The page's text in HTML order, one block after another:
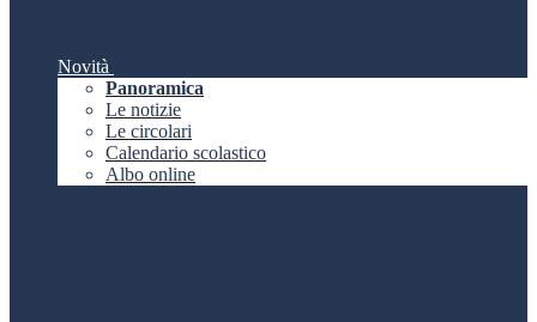
Novità
Panoramica
Le notizie
Le circolari
Calendario scolastico
Albo online